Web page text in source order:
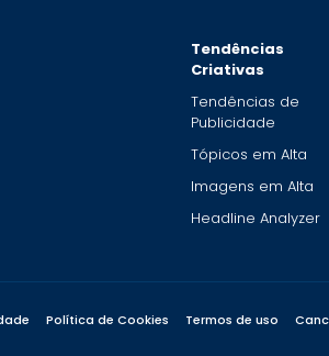
Tendências
Criativas
Tendências de
Publicidade
Tópicos em Alta
Imagens em Alta
Headline Analyzer
Política de Cookies Termos de uso